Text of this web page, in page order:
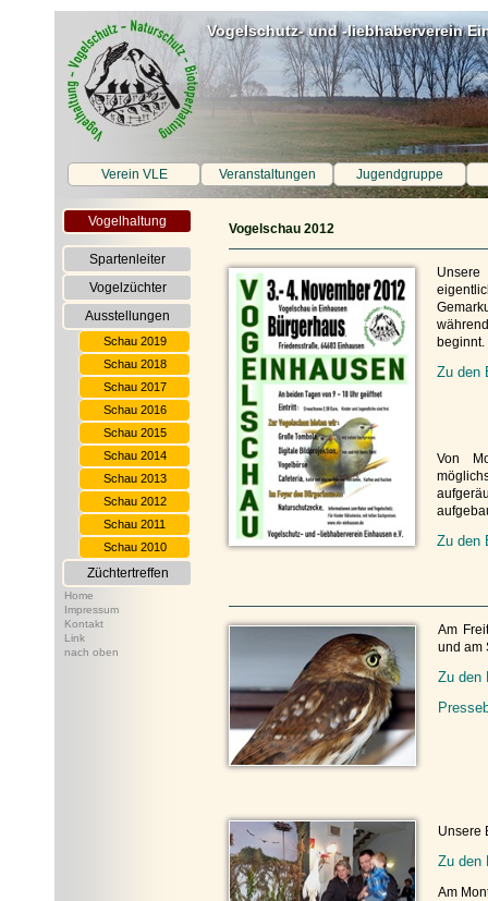
Vogelschutz- und -liebhaberverein
Verein VLE Veranstaltungen Jugendgruppe
Vogelhaltung
Spartenleiter
Vogelzüchter
Ausstellungen
Schau 2019
Schau 2018
Schau 2017
Schau 2016
Schau 2015
Schau 2014
Schau 2013
Schau 2012
Schau 2011
Schau 2010
Züchtertreffen
Home
Impressum
Kontakt
Link
nach oben
Vogelschau 2012
beginnt.
Zu den
Von
Zu den
Am
und am
Zu den
Unsere
Zu den
Am